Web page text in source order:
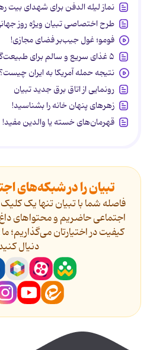
نماز لیله الدفن برای شهدای بیت
طرح اختصاصی تبیان ویژه روز
فومو؛ غول جیب‌بر فضای مجازی!
۵ غذای سریع و سالم برای طبیعت‌گردی
نتیجه حمله آمریکا به ایران چیست؟
رونمایی از اتاق برق جدید تبیان
زهرهای پنهان خانه را بشناسید!
قهرمان‌های خسته یا والدین مفید!
تبیان را در شبکه‌های
فاصله شما با تبیان تنها یک
اجتماعی حاضریم و محتواهای
کیفیت در اختیارتان می‌گذاریم؛
دنیال